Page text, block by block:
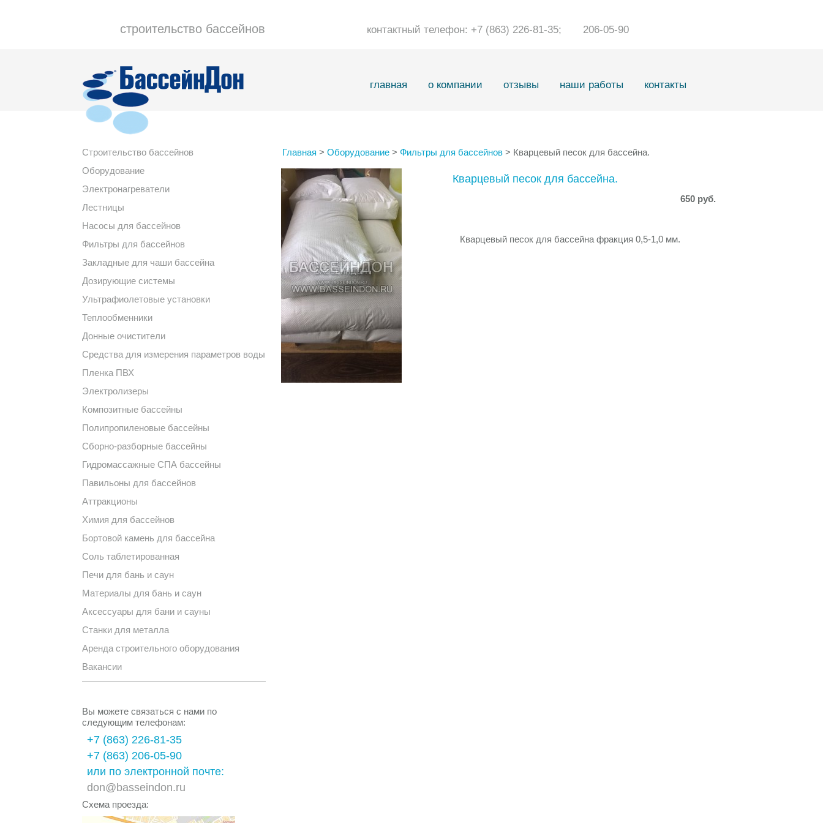
строительство бассейнов контактный телефон: +7 (863) 226-81-35; 206-05-90
главная о компании отзывы наши работы контакты
Строительство бассейнов
Оборудование
Электронагреватели
Лестницы
Насосы для бассейнов
Фильтры для бассейнов
Закладные для чаши бассейна
Дозирующие системы
Ультрафиолетовые установки
Теплообменники
Донные очистители
Средства для измерения параметров воды
Пленка ПВХ
Электролизеры
Композитные бассейны
Полипропиленовые бассейны
Сборно-разборные бассейны
Гидромассажные СПА бассейны
Павильоны для бассейнов
Аттракционы
Химия для бассейнов
Бортовой камень для бассейна
Соль таблетированная
Печи для бань и саун
Материалы для бань и саун
Аксессуары для бани и сауны
Станки для металла
Аренда строительного оборудования
Вакансии
Вы можете связаться с нами по
следующим телефонам:
+7 (863) 226-81-35
+7 (863) 206-05-90
или по электронной почте:
don@basseindon.ru
Схема проезда:
Главная > Оборудование> Фильтры для бассейнов> Кварцевый песок для бассейна.
Кварцевый песок для бассейна.
650 руб.
Кварцевый песок для бассейна фракция 0,5-1,0 мм.